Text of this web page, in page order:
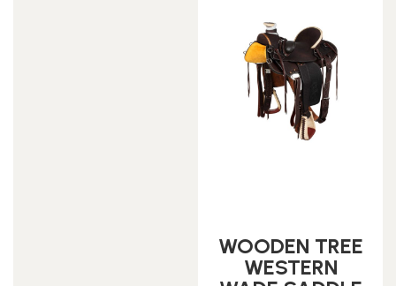
WOODEN TREE
WESTERN